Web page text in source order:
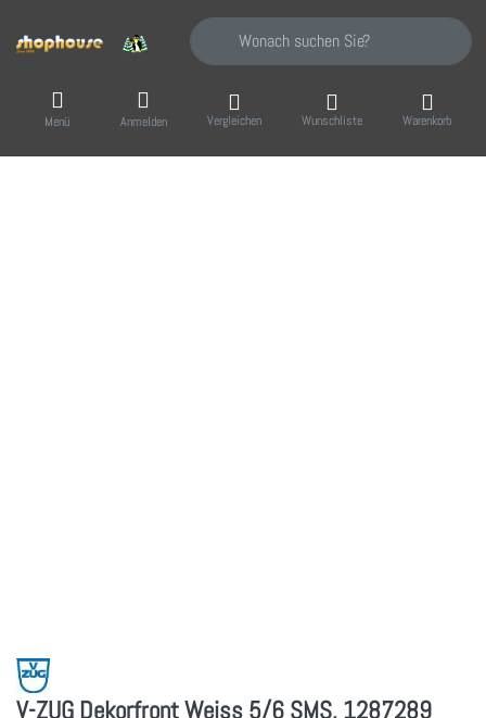
Geben Sie einen Suchbegriff ein. Während
Menü Anmelden Vergleichen Wunschliste Warenkorb
V-ZUG Dekorfront Weiss 5/6 SMS, 1287289